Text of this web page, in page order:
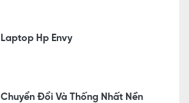
Laptop Hp Envy
Chuyển Đổi Và Thống Nhất Nền